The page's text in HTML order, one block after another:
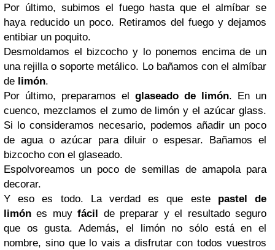
Por último, subimos el fuego hasta que el almíbar se
haya reducido un poco. Retiramos del fuego y dejamos
entibiar un poquito.
Desmoldamos el bizcocho y lo ponemos encima de un
una rejilla o soporte metálico. Lo bañamos con el almíbar
de limón.
Por último, preparamos el glaseado de limón. En un
cuenco, mezclamos el zumo de limón y el azúcar glass.
Si lo consideramos necesario, podemos añadir un poco
de agua o azúcar para diluir o espesar. Bañamos el
bizcocho con el glaseado.
Espolvoreamos un poco de semillas de amapola para
decorar.
Y eso es todo. La verdad es que este pastel de
limón es muyfácil de preparar y el resultado seguro
que os gusta. Además, el limón no sólo está en el
nombre, sino que lo vais a disfrutar con todos vuestros